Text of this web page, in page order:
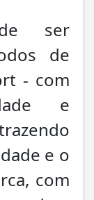
ser
de
- com
e
e o
com